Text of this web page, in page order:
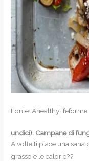
Fonte:
undici). Campane di
A volte ti piace una
grasso e le calorie??